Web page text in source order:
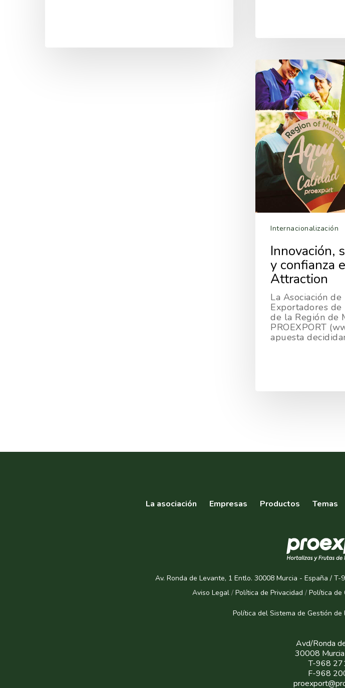
Internacionalización
Innovación,
y confianza
Attraction
La Asociación
Exportadores
de la Región de
PROEXPORT
apuesta
La asociación Empresas Productos Temas
Av. Ronda de Levante, 1 Entlo. 30008 Murcia - España /
Aviso Legal/ Política de Privacidad /Política de
Política del Sistema de Gestión
Avd/Ronda
30008 Murcia
T-968
F-968